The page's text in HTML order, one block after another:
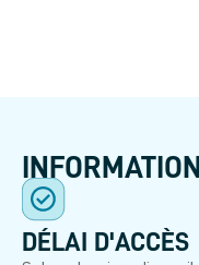
DÉLAI D'ACCÈS